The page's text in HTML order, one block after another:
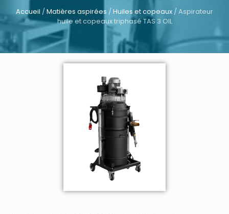
Accueil /Matières aspirées /Huiles et copeaux / Aspirateur
huile et copeaux triphasé TAS 3 OIL